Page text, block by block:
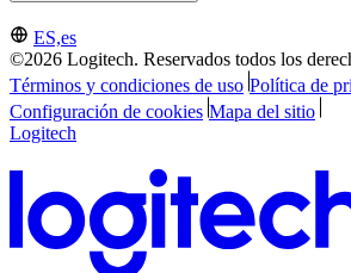
ES,es
©2026 Logitech. Reservados todos los
Términos y condiciones de uso Política de
Configuración de cookies Mapa del sitio
Logitech